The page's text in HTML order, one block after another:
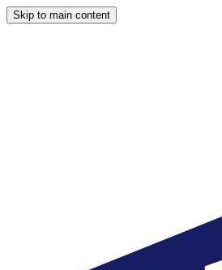
Skip to main content